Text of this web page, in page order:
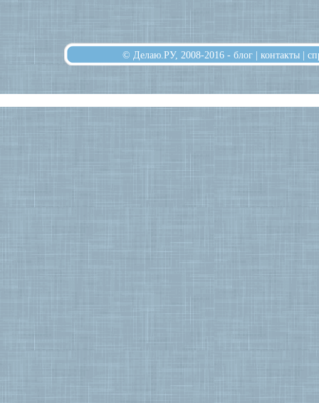
© Делаю.РУ, 2008-2016 - блог | контакты |